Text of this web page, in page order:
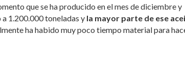
que se ha producido en el mes de diciembre y
1.200.000 toneladas y la mayor parte de ese
ha habido muy poco tiempo material para